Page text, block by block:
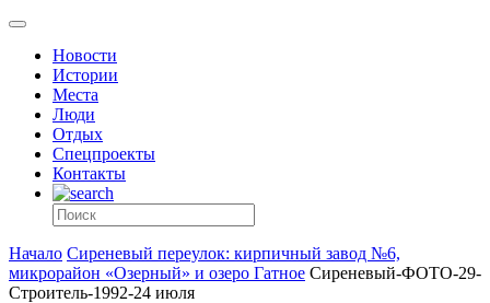
Новости
Истории
Места
Люди
Отдых
Спецпроекты
Контакты
Начало Сиреневый переулок: кирпичный завод №6,
микрорайон «Озерный» и озеро Гатное Сиреневый-ФОТО-29-
Строитель-1992-24 июля